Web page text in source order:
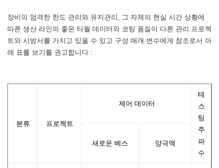
장비의 엄격한 한도 관리와 유지관리, 그 자체의 현실 시간 상황에
따른 생산 라인의 좋은 타월 데이터와 코팅 품질이 다른 관리 프로젝
트와 시방서를 가지고 있을 수 있고 구성 매개 변수에게 참조로서 아
래 표를 보기를 권고합니다 :
분류 프로젝트
제어 데이터
테
스
팅
주
파
수
새로운 베스 양극액